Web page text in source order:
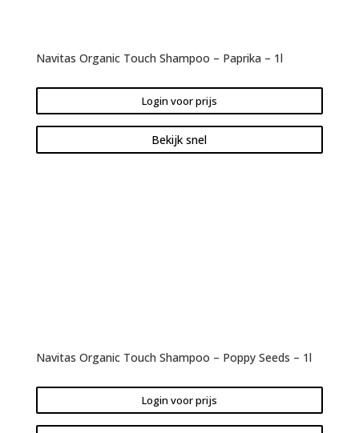
Navitas Organic Touch Shampoo – Paprika – 1l
Login voor prijs
Bekijk snel
Navitas Organic Touch Shampoo – Poppy Seeds – 1l
Login voor prijs